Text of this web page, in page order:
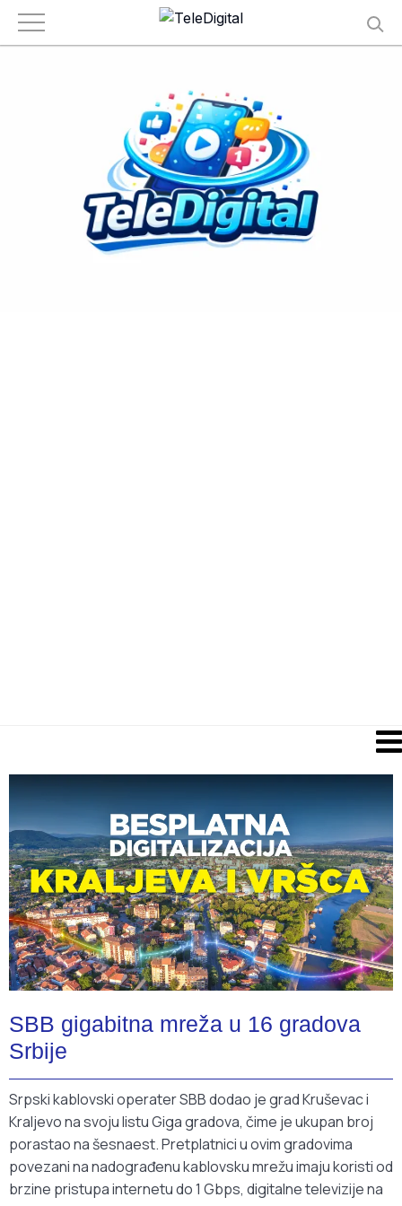
SBB gigabitna mreža u 16 gradova
Srbije
Srpski kablovski operater SBB dodao je grad Kruševac i
Kraljevo na svoju listu Giga gradova, čime je ukupan broj
porastao na šesnaest. Pretplatnici u ovim gradovima
povezani na nadograđenu kablovsku mrežu imaju koristi od
brzine pristupa internetu do 1 Gbps, digitalne televizije na